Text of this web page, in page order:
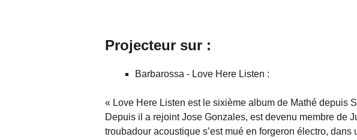
Projecteur sur :
Barbarossa - Love Here Listen :
« Love Here Listen est le sixième album de Mathé depuis
Depuis il a rejoint Jose Gonzales, est devenu membre de
troubadour acoustique s’est mué en forgeron électro,